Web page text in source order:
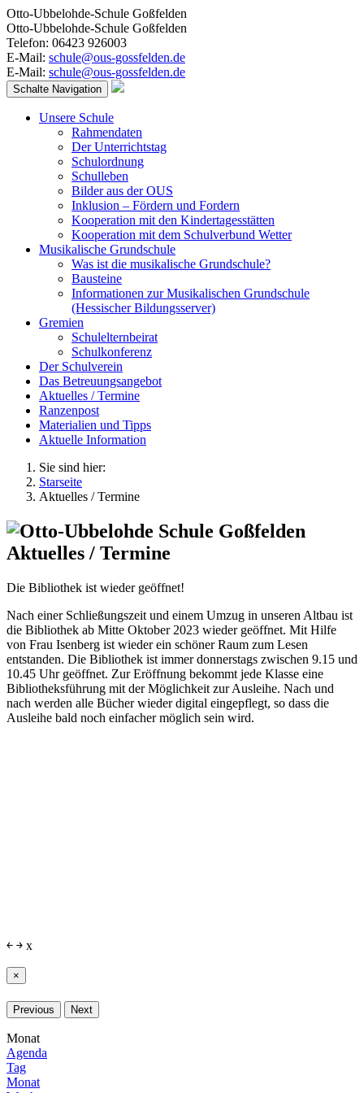
Otto-Ubbelohde-Schule Goßfelden
Otto-Ubbelohde-Schule Goßfelden
Telefon: 06423 926003
E-Mail: schule@ous-gossfelden.de
E-Mail: schule@ous-gossfelden.de
Schalte Navigation
Unsere Schule
Rahmendaten
Der Unterrichtstag
Schulordnung
Schulleben
Bilder aus der OUS
Inklusion – Fördern und Fordern
Kooperation mit den Kindertagesstätten
Kooperation mit dem Schulverbund Wetter
Musikalische Grundschule
Was ist die musikalische Grundschule?
Bausteine
Informationen zur Musikalischen Grundschule
(Hessischer Bildungsserver)
Gremien
Schulelternbeirat
Schulkonferenz
Der Schulverein
Das Betreuungsangebot
Aktuelles / Termine
Ranzenpost
Materialien und Tipps
Aktuelle Information
Sie sind hier:
Starseite
Aktuelles / Termine
Aktuelles / Termine
Die Bibliothek ist wieder geöffnet!
Nach einer Schließungszeit und einem Umzug in unseren Altbau ist
die Bibliothek ab Mitte Oktober 2023 wieder geöffnet. Mit Hilfe
von Frau Isenberg ist wieder ein schöner Raum zum Lesen
entstanden. Die Bibliothek ist immer donnerstags zwischen 9.15 und
10.45 Uhr geöffnet. Zur Eröffnung bekommt jede Klasse eine
Bibliotheksführung mit der Möglichkeit zur Ausleihe. Nach und
nach werden alle Bücher wieder digital eingepflegt, so dass die
Ausleihe bald noch einfacher möglich sein wird.
￩ ￫ x
×
Previous Next
Monat
Agenda
Tag
Monat